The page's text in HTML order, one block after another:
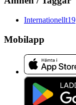
Internationellt19
Mobilapp